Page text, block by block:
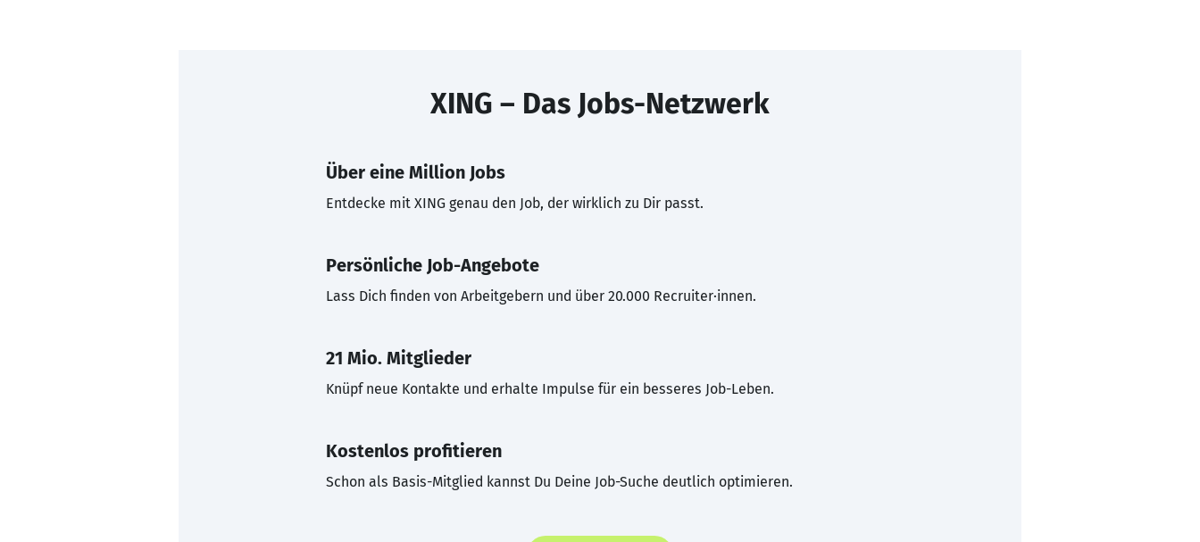
XING – Das Jobs-Netzwerk
Über eine Million Jobs
Entdecke mit XING genau den Job, der wirklich zu Dir passt.
Persönliche Job-Angebote
Lass Dich finden von Arbeitgebern und über 20.000 Recruiter·innen.
21 Mio. Mitglieder
Knüpf neue Kontakte und erhalte Impulse für ein besseres Job-Leben.
Kostenlos profitieren
Schon als Basis-Mitglied kannst Du Deine Job-Suche deutlich optimieren.